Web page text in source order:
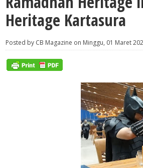
Heritage Kartasura
Posted by CB Magazine on Minggu, 01 Maret